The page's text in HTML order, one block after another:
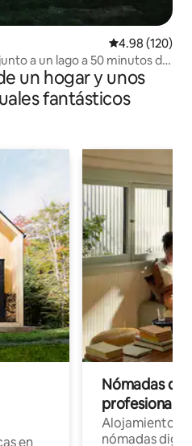
Calificación
4.98 (120)
a un lago a 50 minutos de
un hogar y unos
fantásticos
en
Nómadas
Alojamientos
nómadas